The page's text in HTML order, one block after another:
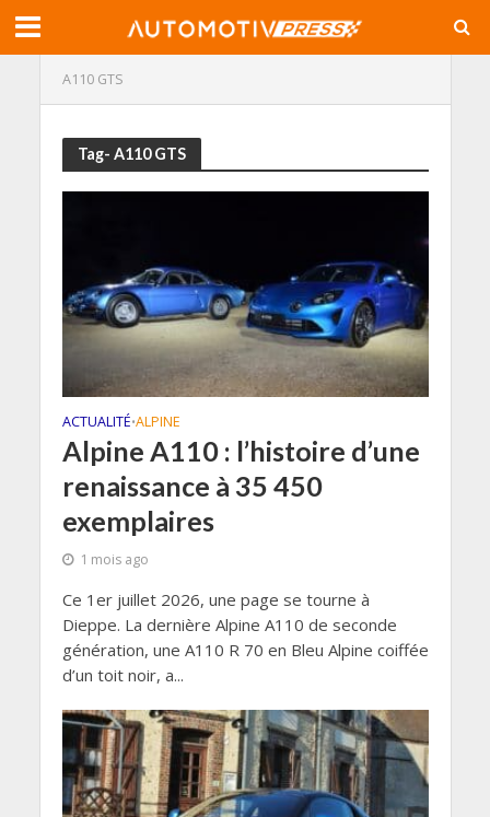
A110 GTS
Tag- A110 GTS
ACTUALITÉ•ALPINE
Alpine A110 : l’histoire d’une
renaissance à 35 450
exemplaires
1 mois ago
Ce 1er juillet 2026, une page se tourne à
Dieppe. La dernière Alpine A110 de seconde
génération, une A110 R 70 en Bleu Alpine coiffée
d’un toit noir, a...